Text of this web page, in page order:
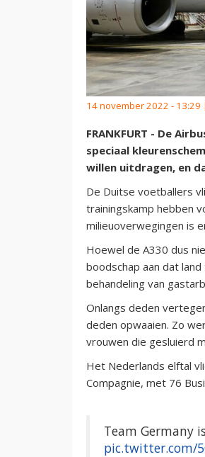
14 november 2022 - 13:29
FRANKFURT - De
speciaal
willen uitdragen, en
De Duitse voetballers
trainingskamp hebben
milieuoverwegingen is
Hoewel de A330 dus
boodschap aan dat
behandeling van
Onlangs deden
deden opwaaien. Zo
vrouwen die gesluierd
Het Nederlands elftal
Compagnie, met 76
Team Germany
pic.twitter.com/